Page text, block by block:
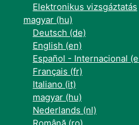
Elektronikus vizsgáztatás
magyar ‎(hu)‎
Deutsch ‎(de)‎
English ‎(en)‎
Español - Internacional
Français ‎(fr)‎
Italiano ‎(it)‎
magyar ‎(hu)‎
Nederlands ‎(nl)‎